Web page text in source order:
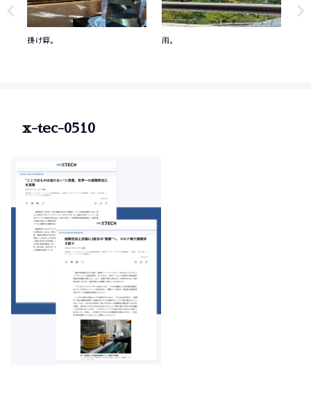
掛け算。 雨。
x-tec-0510